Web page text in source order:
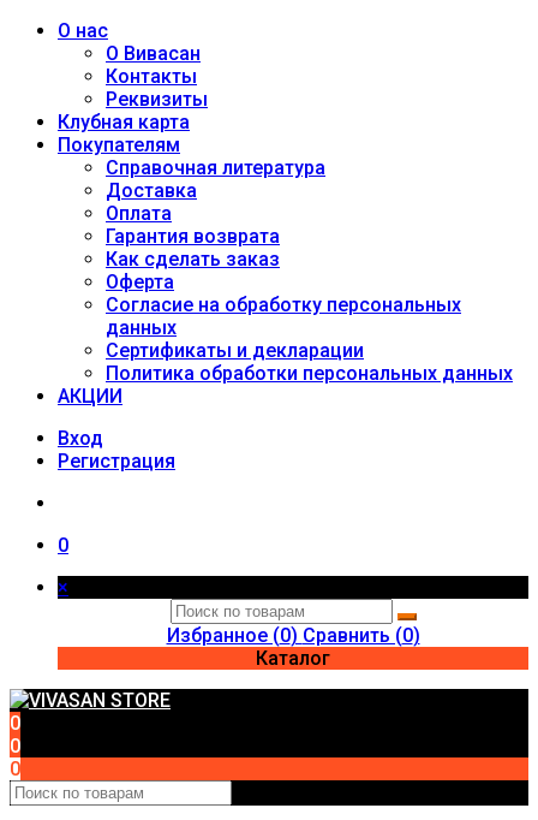
О нас
О Вивасан
Контакты
Реквизиты
Клубная карта
Покупателям
Справочная литература
Доставка
Оплата
Гарантия возврата
Как сделать заказ
Оферта
Согласие на обработку персональных
данных
Сертификаты и декларации
Политика обработки персональных данных
АКЦИИ
Вход
Регистрация
0
×
Избранное (0) Сравнить (0)
Каталог
0
0
0